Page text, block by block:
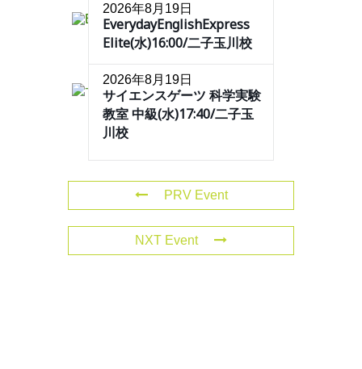
2026年8月19日
EverydayEnglishExpress
Elite(水)16:00/二子玉川校
2026年8月19日
サイエンスゲーツ 科学実験
教室 中級(水)17:40/二子玉
川校
PRV Event
NXT Event